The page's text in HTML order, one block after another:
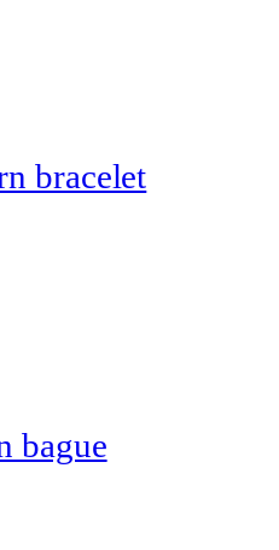
bracelet
bague